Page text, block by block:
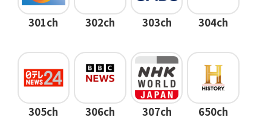
301ch 302ch 303ch 304ch
305ch 306ch 307ch 650ch